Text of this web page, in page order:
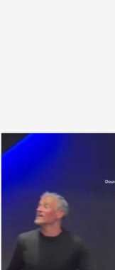
Luis Enrique, en la sala de
11 MAY 2026 -
Luis Enrique